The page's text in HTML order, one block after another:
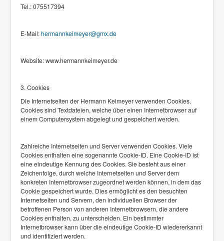
Tel.: 075517394
E-Mail:hermannkeimeyer@gmx.de
Website: www.hermannkeimeyer.de
3. Cookies
Die Internetseiten der Hermann Keimeyer verwenden Cookies.
Cookies sind Textdateien, welche über einen Internetbrowser auf
einem Computersystem abgelegt und gespeichert werden.
Zahlreiche Internetseiten und Server verwenden Cookies. Viele
Cookies enthalten eine sogenannte Cookie-ID. Eine Cookie-ID ist
eine eindeutige Kennung des Cookies. Sie besteht aus einer
Zeichenfolge, durch welche Internetseiten und Server dem
konkreten Internetbrowser zugeordnet werden können, in dem das
Cookie gespeichert wurde. Dies ermöglicht es den besuchten
Internetseiten und Servern, den individuellen Browser der
betroffenen Person von anderen Internetbrowsern, die andere
Cookies enthalten, zu unterscheiden. Ein bestimmter
Internetbrowser kann über die eindeutige Cookie-ID wiedererkannt
und identifiziert werden.